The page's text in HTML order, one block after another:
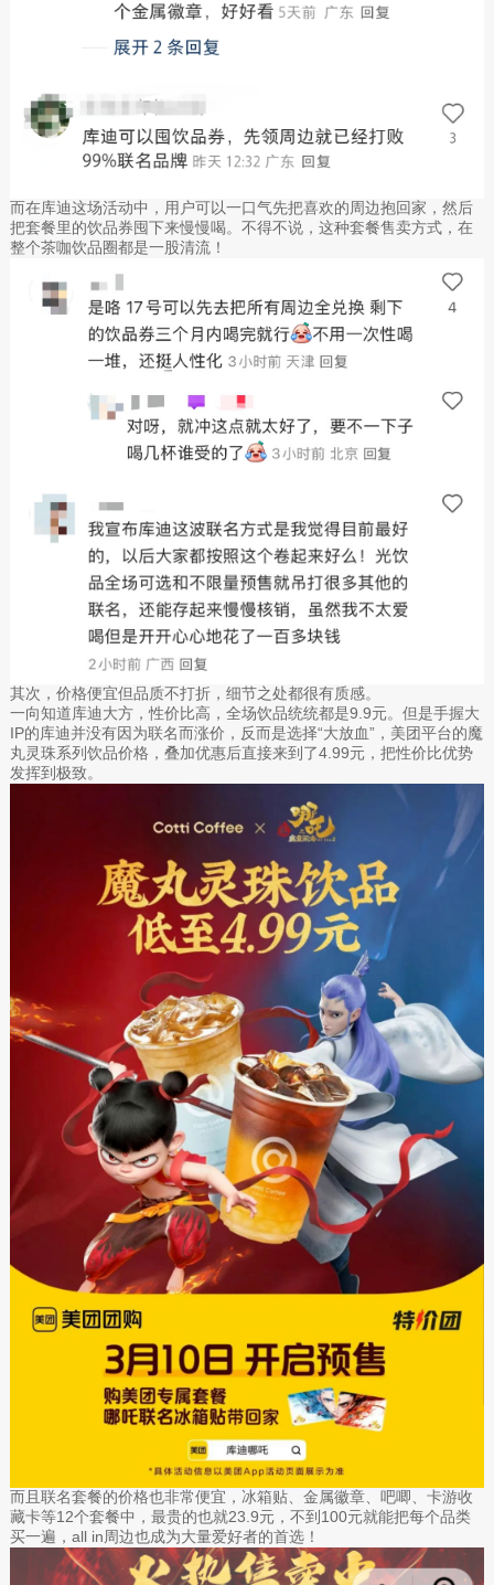
而在库迪这场活动中，用户可以一口气先把喜欢的周边抱回家，然后
把套餐里的饮品券囤下来慢慢喝。不得不说，这种套餐售卖方式，在
整个茶咖饮品圈都是一股清流！
其次，价格便宜但品质不打折，细节之处都很有质感。
一向知道库迪大方，性价比高，全场饮品统统都是9.9元。但是手握大
IP的库迪并没有因为联名而涨价，反而是选择“大放血”，美团平台的魔
丸灵珠系列饮品价格，叠加优惠后直接来到了4.99元，把性价比优势
发挥到极致。
而且联名套餐的价格也非常便宜，冰箱贴、金属徽章、吧唧、卡游收
藏卡等12个套餐中，最贵的也就23.9元，不到100元就能把每个品类
买一遍，all in周边也成为大量爱好者的首选！